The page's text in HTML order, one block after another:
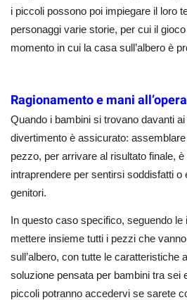
i piccoli possono poi impiegare il loro
personaggi varie storie, per cui il
momento in cui la casa sull’albero è
Ragionamento e mani all’opera
Quando i bambini si trovano davanti
divertimento è assicurato:
pezzo, per arrivare al risultato finale,
intraprendere per sentirsi soddisfatti o
genitori.
In questo caso specifico, seguendo le
mettere insieme tutti i pezzi che
sull’albero, con tutte le caratteristiche
soluzione pensata per bambini tra sei
piccoli potranno accedervi se sarete